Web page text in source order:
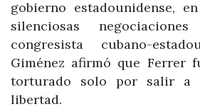
gobierno estadounidense,
silenciosas
congresista cubano-
Giménez afirmó que Ferrer
torturado solo por salir a
libertad.